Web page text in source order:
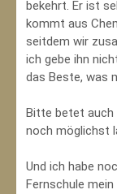
bekehrt. Er ist
kommt aus
seitdem wir
ich gebe ihn
das Beste, was
Bitte betet auch
noch möglichst
Und ich habe
Fernschule